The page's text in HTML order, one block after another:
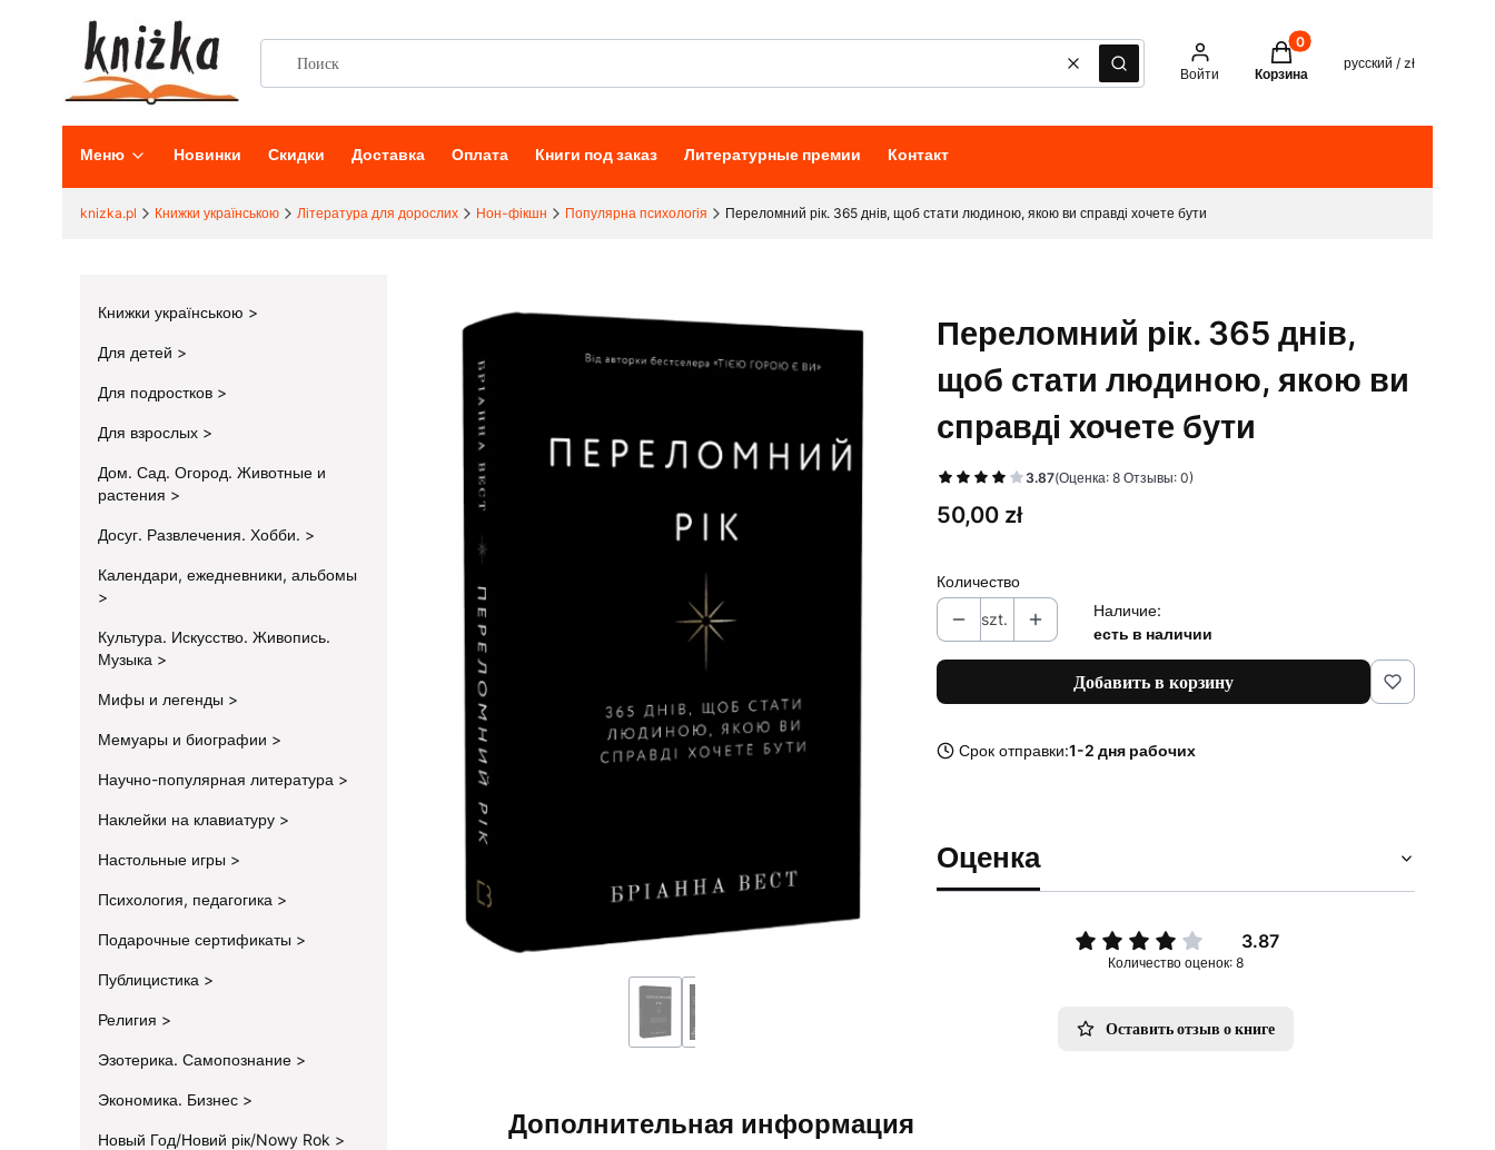
ОчиститьПоиск Войти
Товары в корзине: 0. See
Корзина
русский / zł
Меню Новинки Скидки Доставка Оплата Книги под заказ Литературные премии Контакт
knizka.pl Книжки українською Література для дорослих Нон-фікшн Популярна психологія Переломний рік. 365 днів, щоб стати людиною, якою ви справді хочете бути
Книжки українською
Для детей
Для подростков
Для взрослых
Дом. Сад. Огород. Животные и
растения
Досуг. Развлечения. Хобби.
Календари, ежедневники, альбомы
Культура. Искусство. Живопись.
Музыка
Мифы и легенды
Мемуары и биографии
Научно-популярная литература
Наклейки на клавиатуру
Настольные игры
Психология, педагогика
Подарочные сертификаты
Публицистика
Религия
Эзотерика. Самопознание
Экономика. Бизнес
Новый Год/Новий рік/Nowy Rok
Переломний рік. 365 днів,
щоб стати людиною, якою ви
справді хочете бути
3.87(Оценка: 8 Отзывы: 0)
Цена
50,00 zł
Количество
szt.
Наличие:
есть в наличии
Добавить в корзину
Срок отправки:1-2 дня рабочих
Оценка
3.87
Количество оценок: 8
Оставить отзыв о книге
Дополнительная информация